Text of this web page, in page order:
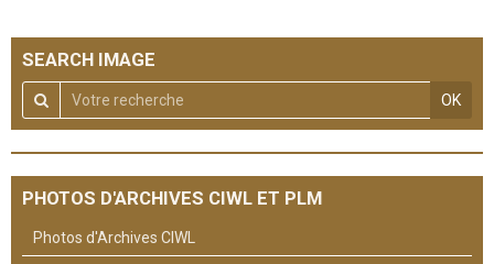
SEARCH IMAGE
OK
PHOTOS D'ARCHIVES CIWL ET PLM
Photos d'Archives CIWL